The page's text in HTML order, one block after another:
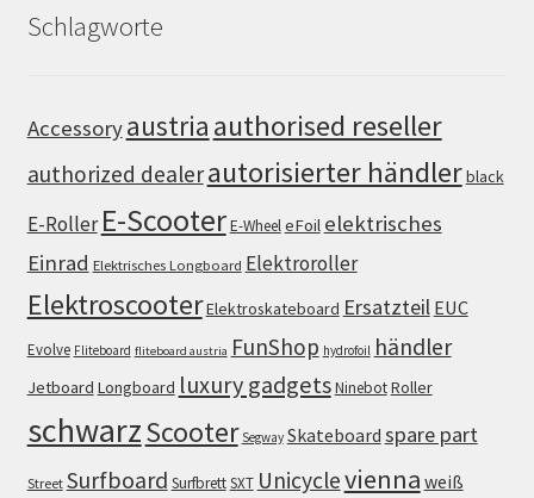
Schlagworte
Accessoryaustria authorised reseller
authorized dealerautorisierter händlerblack
E-Roller E-ScooterE-WheeleFoil elektrisches
Einrad Elektrisches Longboard Elektroroller
ElektroscooterElektroskateboard Ersatzteil EUC
Evolve Fliteboard fliteboard austria FunShop hydrofoil händler
Jetboard Longboard luxury gadgetsNinebotRoller
schwarzScooter Segway Skateboard spare part
Street Surfboard SurfbrettSXT Unicyclevienna weiß